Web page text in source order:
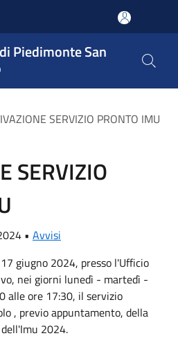
Piedimonte San
SERVIZIO PRONTO IMU
SERVIZIO
• Avvisi
giugno 2024, presso l'Ufficio
nei giorni lunedì - martedì -
alle ore 17:30, il servizio
, previo appuntamento, della
2024.